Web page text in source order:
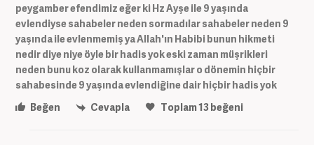
peygamber efendimiz eğer ki Hz Ayşe ile 9 yaşında
evlendiyse sahabeler neden sormadılar sahabeler neden 9
yaşında ile evlenmemiş ya Allah'ın Habibi bunun hikmeti
nedir diye niye öyle bir hadis yok eski zaman müşrikleri
neden bunu koz olarak kullanmamışlar o dönemin hiçbir
sahabesinde 9 yaşında evlendiğine dair hiçbir hadis yok
Beğen
Cevapla Toplam13beğeni